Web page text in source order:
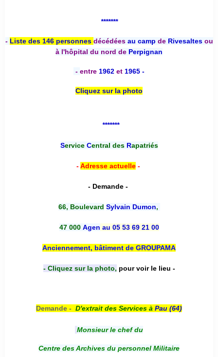
*******
- Liste des 146 personnes décédées au camp deRivesaltesou
à l'hôpital du nord de Perpignan
- entre 1962 et 1965 -
Cliquez sur la photo
*******
Service Central desRapatriés
-Adresse actuelle-
- Demande -
66, Boulevard Sylvain Dumon,
47 000 Agen au 05 53 69 21 00
Anciennement, bâtiment de GROUPAMA
- Cliquez sur la photo, pour voir le lieu -
Demande - D'extrait des Services à Pau (64)
Monsieur le chef du
Centre des Archives du personnel Militaire